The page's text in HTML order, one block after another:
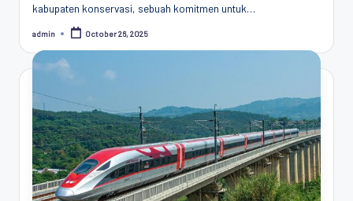
kabupaten konservasi, sebuah komitmen untuk…
Posted
admin October 26, 2025